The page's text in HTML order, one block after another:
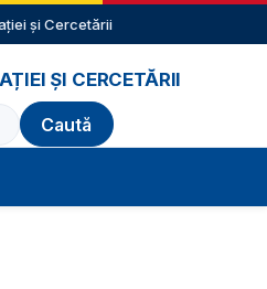
și Cercetării
ȘI CERCETĂRII